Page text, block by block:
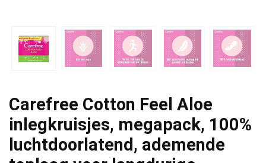
Carefree Cotton Feel Aloe
inlegkruisjes, megapack, 100%
luchtdoorlatend, ademende